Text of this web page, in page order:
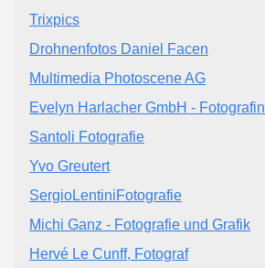
Trixpics
Drohnenfotos Daniel Facen
Multimedia Photoscene AG
Evelyn Harlacher GmbH - Fotografin
Santoli Fotografie
Yvo Greutert
SergioLentiniFotografie
Michi Ganz - Fotografie und Grafik
Hervé Le Cunff, Fotograf